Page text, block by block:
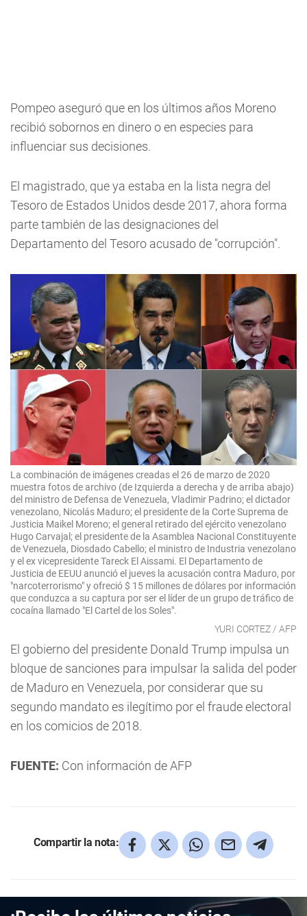
Pompeo aseguró que en los últimos años Moreno
recibió sobornos en dinero o en especies para
influenciar sus decisiones.
El magistrado, que ya estaba en la lista negra del
Tesoro de Estados Unidos desde 2017, ahora forma
parte también de las designaciones del
Departamento del Tesoro acusado de "corrupción".
La combinación de imágenes creadas el 26 de marzo de 2020
muestra fotos de archivo (de Izquierda a derecha y de arriba abajo)
del ministro de Defensa de Venezuela, Vladimir Padrino; el dictador
venezolano, Nicolás Maduro; el presidente de la Corte Suprema de
Justicia Maikel Moreno; el general retirado del ejército venezolano
Hugo Carvajal; el presidente de la Asamblea Nacional Constituyente
de Venezuela, Diosdado Cabello; el ministro de Industria venezolano
y el ex vicepresidente Tareck El Aissami. El Departamento de
Justicia de EEUU anunció el jueves la acusación contra Maduro, por
"narcoterrorismo" y ofreció $ 15 millones de dólares por información
que conduzca a su captura por ser el líder de un grupo de tráfico de
cocaína llamado "El Cartel de los Soles".
YURI CORTEZ / AFP
El gobierno del presidente Donald Trump impulsa un
bloque de sanciones para impulsar la salida del poder
de Maduro en Venezuela, por considerar que su
segundo mandato es ilegítimo por el fraude electoral
en los comicios de 2018.
FUENTE: Con información de AFP
Compartir la nota: